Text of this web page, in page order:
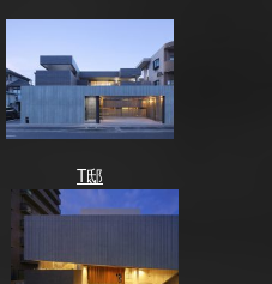
T邸